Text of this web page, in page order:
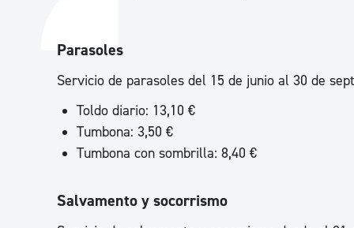
Parasoles
Servicio de parasoles del 15 de junio al 30 de
Toldo diario: 13,10 €
Tumbona: 3,50 €
Tumbona con sombrilla: 8,40 €
Salvamento y socorrismo